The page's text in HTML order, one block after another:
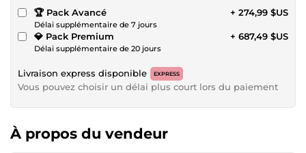
🏆 Pack Avancé
Délai supplémentaire de 7 jours
+ 274,99 $US
💎 Pack Premium
Délai supplémentaire de 20 jours
+ 687,49 $US
Livraison express disponible EXPRESS
Vous pouvez choisir un délai plus court lors du paiement
À propos du vendeur